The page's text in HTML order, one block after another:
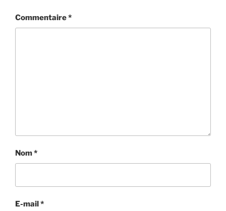
Commentaire*
Nom*
E-mail*